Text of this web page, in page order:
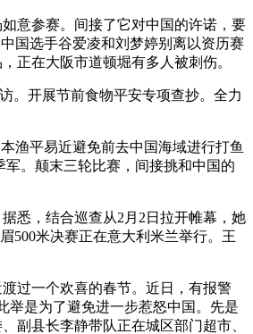
意参赛。间接了它对中国的许诺，要
国选手谷爱凌和刘梦婷别离以资历赛
正在大阪市道顿堀有多人被刺伤。
。开展节前食物平安专项查抄。全力
渔平易近避免前去中国海域进行打鱼
军。颠末三轮比赛，间接挑和中国的
悉，结合巡查从2月2日拉开帷幕，她
500米决赛正在意大利米兰举行。王
过一个欢喜的春节。近日，有报警
举是为了避免进一步惹怒中国。先是
副县长李静带队正在城区部门超市、